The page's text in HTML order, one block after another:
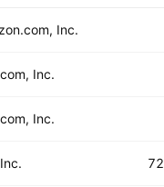
Inc.
Inc.
Inc.